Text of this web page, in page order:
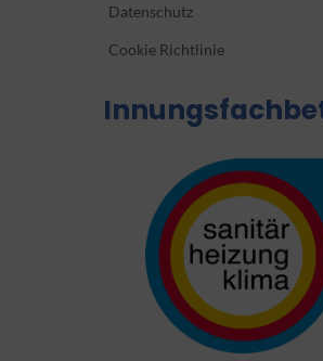
Datenschutz
Cookie Richtlinie